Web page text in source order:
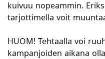
kuivuu nopeammin.
tarjottimella voit
HUOM! Tehtaalla voi
kampanjoiden aikana